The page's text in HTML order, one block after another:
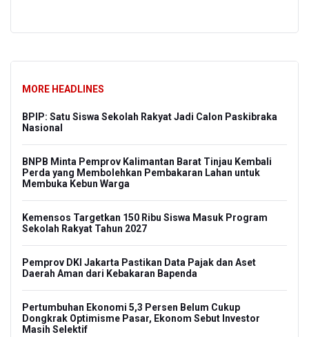
MORE HEADLINES
BPIP: Satu Siswa Sekolah Rakyat Jadi Calon Paskibraka
Nasional
BNPB Minta Pemprov Kalimantan Barat Tinjau Kembali
Perda yang Membolehkan Pembakaran Lahan untuk
Membuka Kebun Warga
Kemensos Targetkan 150 Ribu Siswa Masuk Program
Sekolah Rakyat Tahun 2027
Pemprov DKI Jakarta Pastikan Data Pajak dan Aset
Daerah Aman dari Kebakaran Bapenda
Pertumbuhan Ekonomi 5,3 Persen Belum Cukup
Dongkrak Optimisme Pasar, Ekonom Sebut Investor
Masih Selektif